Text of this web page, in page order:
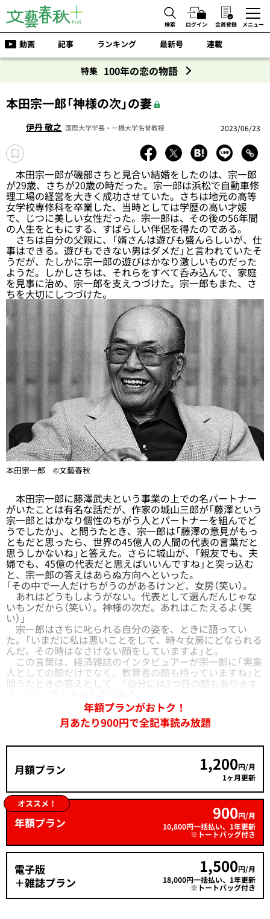
検索 ログイン 会員登録 メニュー
動画 記事 ランキング 最新号 連載
特集 100年の恋の物語
本田宗一郎「神様の次」の妻
伊丹 敬之 国際大学学長・一橋大学名誉教授 2023/06/23
本田宗一郎が磯部さちと見合い結婚をしたのは、宗一郎
が29歳、さちが20歳の時だった。宗一郎は浜松で自動車修
理工場の経営を大きく成功させていた。さちは地元の高等
女学校専修科を卒業した、当時としては学歴の高い才媛
で、じつに美しい女性だった。宗一郎は、その後の56年間
の人生をともにする、すばらしい伴侶を得たのである。
さちは自分の父親に、「婿さんは遊びも盛んらしいが、仕
事はできる。遊びもできない男はダメだ」と言われていたそ
うだが、たしかに宗一郎の遊びはかなり激しいものだった
ようだ。しかしさちは、それらをすべて呑み込んで、家庭
を見事に治め、宗一郎を支えつづけた。宗一郎もまた、さ
ちを大切にしつづけた。
本田宗一郎 ©文藝春秋
本田宗一郎に藤澤武夫という事業の上での名パートナー
がいたことは有名な話だが、作家の城山三郎が「藤澤という
宗一郎とはかなり個性のちがう人とパートナーを組んでど
うでしたか」、と問うたとき、宗一郎は「藤澤の意見がもっ
ともだと思ったら、世界の45億人の人間の代表の言葉だと
思うしかないね」と答えた。さらに城山が、「親友でも、夫
婦でも、45億の代表だと思えばいいんですね」と突っ込む
と、宗一郎の答えはあらぬ方向へといった。
「その中で一人だけちがうのがあるけンど、女房（笑い）。
あれはどうもしようがない。代表として選んだんじゃな
いもンだから（笑い）。神様の次だ。あれはこたえるよ（笑
い）」
宗一郎はさちに叱られる自分の姿を、ときに語ってい
た。「いまだに私は悪いことをして、時々女房にどなられる
んだ。その時はなさけない顔をしていますよ」と。
この言葉は、経済雑誌のインタビュアーが宗一郎に「実業
人としての顔だけでなく、教育者の顔も持っていますね」と
問うたときの答えとして、「自分には3つ目の顔もあります
年額プランがおトク！
月あたり900円で全記事読み放題
月額プラン 1,200円/月
1ヶ月更新
オススメ！
年額プラン 900円/月
10,800円一括払い、1年更新
※トートバッグ付き
電子版
＋雑誌プラン
1,500円/月
18,000円一括払い、1年更新
※トートバッグ付き